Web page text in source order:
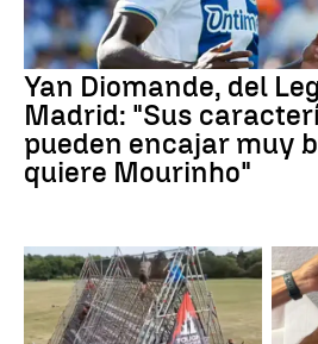
Yan Diomande, del
Madrid: "Sus
pueden encajar muy
quiere Mourinho"